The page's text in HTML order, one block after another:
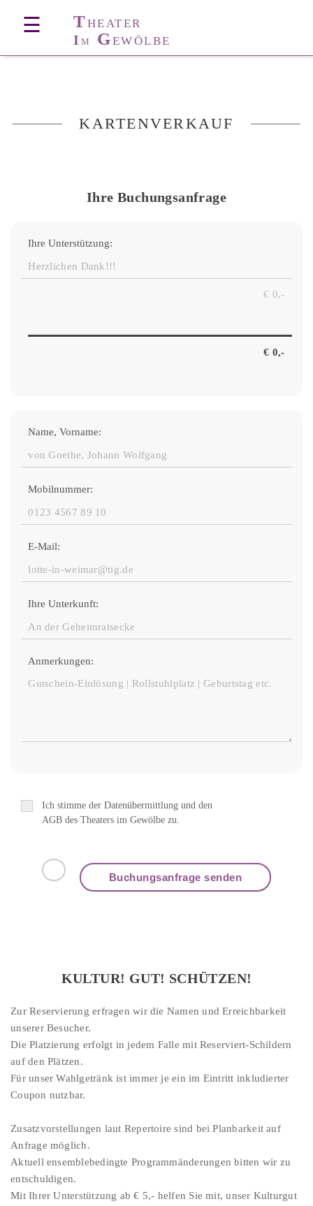
☰ THEATER
I M GEWÖLBE
KARTENVERKAUF
Ihre Buchungsanfrage
Ihre Unterstützung:
Name, Vorname:
Mobilnummer:
E-Mail:
Ihre Unterkunft:
Anmerkungen:
Ich stimme der Datenübermittlung und den
AGB des Theaters im Gewölbe zu.
KULTUR! GUT! SCHÜTZEN!
Zur Reservierung erfragen wir die Namen und Erreichbarkeit
unserer Besucher.
Die Platzierung erfolgt in jedem Falle mit Reserviert-Schildern
auf den Plätzen.
Für unser Wahlgetränk ist immer je ein im Eintritt inkludierter
Coupon nutzbar.
Zusatzvorstellungen laut Repertoire sind bei Planbarkeit auf
Anfrage möglich.
Aktuell ensemblebedingte Programmänderungen bitten wir zu
entschuldigen.
Mit Ihrer Unterstützung ab € 5,- helfen Sie mit, unser Kulturgut